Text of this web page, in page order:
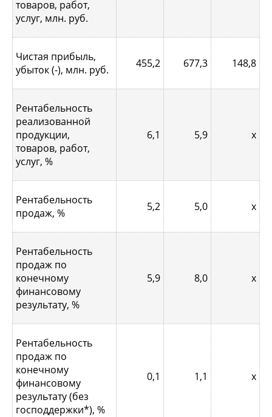
товаров, работ,
услуг, млн. руб.
Чистая прибыль,
убыток (-), млн. руб.
455,2 677,3 148,8
Рентабельность
реализованной
продукции,
товаров, работ,
услуг, %
6,1 5,9 х
Рентабельность
продаж, %
5,2 5,0 х
Рентабельность
продаж по
конечному
финансовому
результату, %
5,9 8,0 х
Рентабельность
продаж по
конечному
финансовому
результату (без
господдержки*), %
0,1 1,1 х